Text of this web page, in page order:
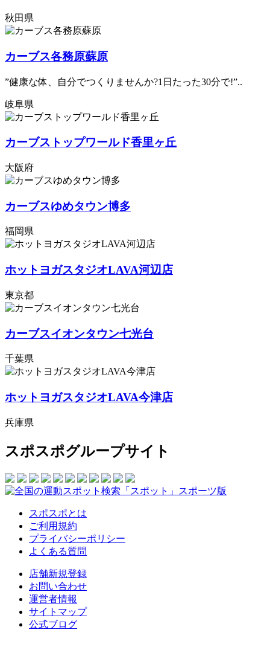
秋田県
カーブス各務原蘇原
”健康な体、自分でつくりませんか?1日たった30分で!”..
岐阜県
カーブストップワールド香里ヶ丘
大阪府
カーブスゆめタウン博多
福岡県
ホットヨガスタジオLAVA河辺店
東京都
カーブスイオンタウン七光台
千葉県
ホットヨガスタジオLAVA今津店
兵庫県
スポスポグループサイト
スポスポとは
ご利用規約
プライバシーポリシー
よくある質問
店舗新規登録
お問い合わせ
運営者情報
サイトマップ
公式ブログ